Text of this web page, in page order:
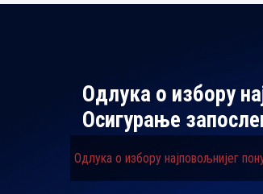
Одлука о избору
Осигурање
Одлука о избору најповољнијег